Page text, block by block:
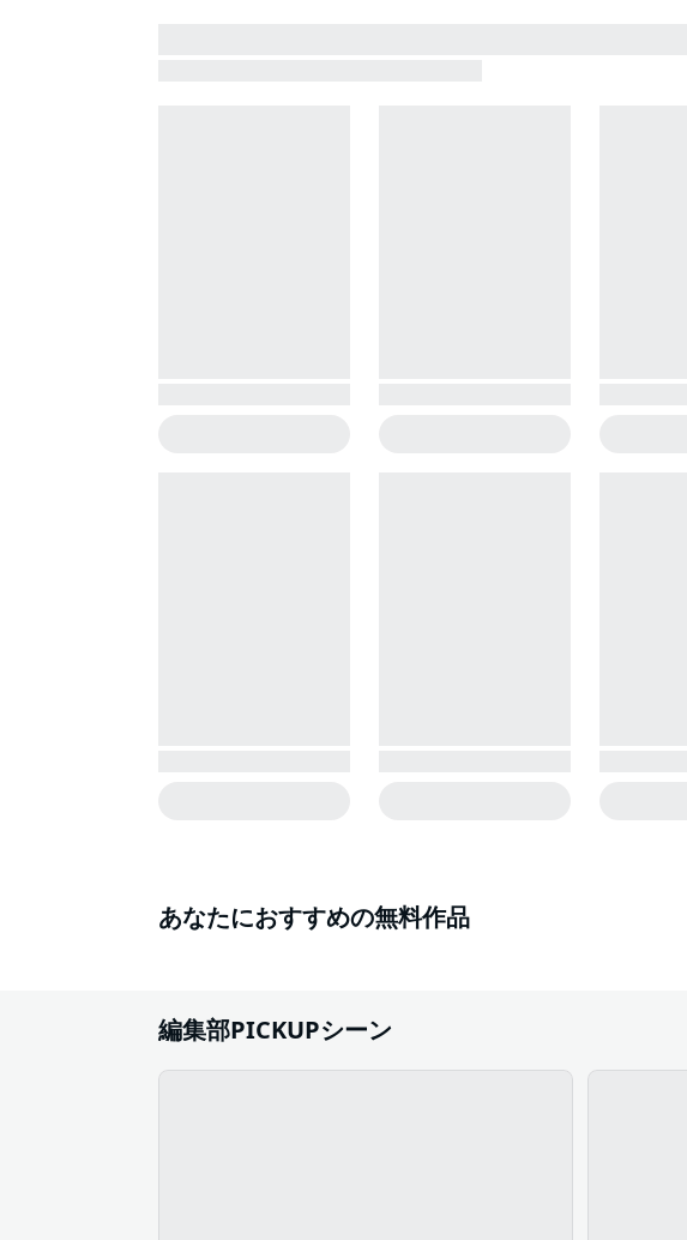
あなたにおすすめの無料作品
編集部PICKUPシーン